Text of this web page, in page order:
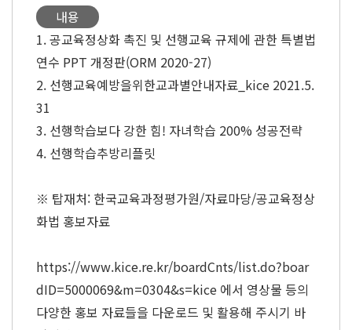
내용
1. 공교육정상화 촉진 및 선행교육 규제에 관한 특별법
연수 PPT 개정판(ORM 2020-27)
2. 선행교육예방을위한교과별안내자료_kice 2021.5.
31
3. 선행학습보다 강한 힘! 자녀학습 200% 성공전략
4. 선행학습추방리플릿
※ 탑재처: 한국교육과정평가원/자료마당/공교육정상
화법 홍보자료
https://www.kice.re.kr/boardCnts/list.do?boar
dID=5000069&m=0304&s=kice 에서 영상물 등의
다양한 홍보 자료들을 다운로드 및 활용해 주시기 바